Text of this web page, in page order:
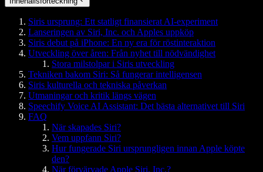
Siris ursprung: Ett statligt finansierat AI-experiment
Lanseringen av Siri, Inc. och Apples uppköp
Siris debut på iPhone: En ny era för röstinteraktion
Utveckling över åren: Från nyhet till nödvändighet
Stora milstolpar i Siris utveckling
Tekniken bakom Siri: Så fungerar intelligensen
Siris kulturella och tekniska påverkan
Utmaningar och kritik längs vägen
Speechify Voice AI Assistant: Det bästa alternativet till Siri
FAQ
När skapades Siri?
Vem uppfann Siri?
Hur fungerade Siri ursprungligen innan Apple köpte
den?
När förvärvade Apple Siri, Inc.?